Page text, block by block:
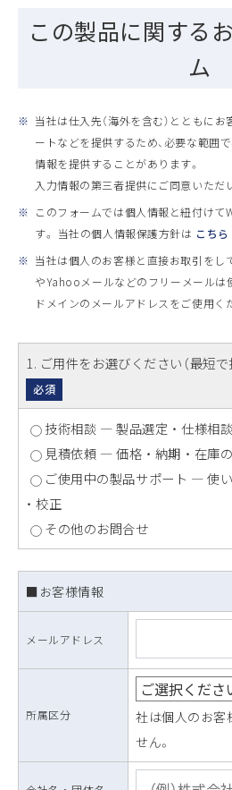
この製品に関する
ム
※ 当社は仕入先（海外を含む）とともに
ートなどを提供するため、必要な範囲
情報を提供することがあります。
入力情報の第三者提供にご同意いただ
※ このフォームでは個人情報と紐付けて
す。 当社の個人情報保護方針は こちら
※ 当社は個人のお客様と直接お取引をし
やYahooメールなどのフリーメールは
ドメインのメールアドレスをご使用く
1 . ご用件をお選びください（最短
必須
技術相談 ― 製品選定 ・ 仕様相
見積依頼 ― 価格 ・ 納期 ・ 在庫
ご使用中の製品サポート ― 使い
・ 校正
その他のお問合せ
■お客様情報
メールアドレス
所属区分
社は個人のお客
せん。